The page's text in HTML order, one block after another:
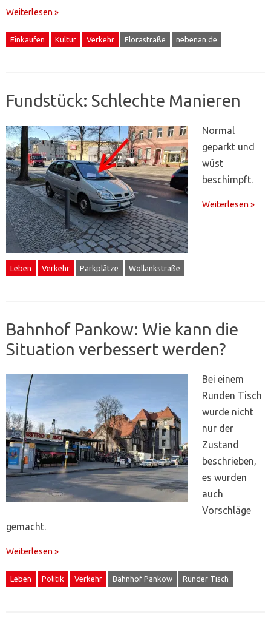
Weiterlesen »
Einkaufen Kultur Verkehr Florastraße nebenan.de
Fundstück: Schlechte Manieren
Normal
geparkt und
wüst
beschimpft.
Weiterlesen »
Leben Verkehr Parkplätze Wollankstraße
Bahnhof Pankow: Wie kann die
Situation verbessert werden?
Bei einem
Runden Tisch
wurde nicht
nur der
Zustand
beschrieben,
es wurden
auch
Vorschläge
gemacht.
Weiterlesen »
Leben Politik Verkehr Bahnhof Pankow Runder Tisch